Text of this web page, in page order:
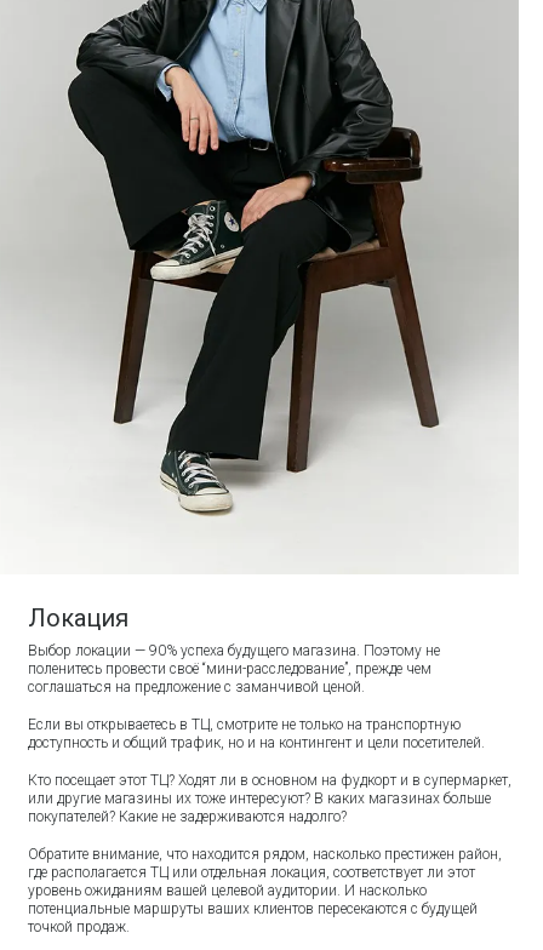
Локация
Выбор локации — 90% успеха будущего магазина. Поэтому не
поленитесь провести своё “мини-расследование”, прежде чем
соглашаться на предложение с заманчивой ценой.
Если вы открываетесь в ТЦ, смотрите не только на транспортную
доступность и общий трафик, но и на контингент и цели посетителей.
Кто посещает этот ТЦ? Ходят ли в основном на фудкорт и в супермаркет,
или другие магазины их тоже интересуют? В каких магазинах больше
покупателей? Какие не задерживаются надолго?
Обратите внимание, что находится рядом, насколько престижен район,
где располагается ТЦ или отдельная локация, соответствует ли этот
уровень ожиданиям вашей целевой аудитории. И насколько
потенциальные маршруты ваших клиентов пересекаются с будущей
точкой продаж.